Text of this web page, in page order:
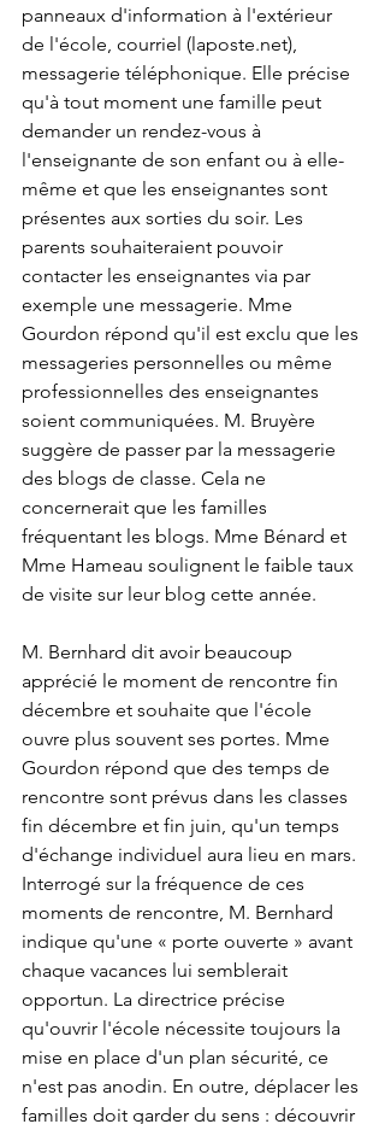
panneaux d'information à l'extérieur
de l'école, courriel (laposte.net),
messagerie téléphonique. Elle précise
qu'à tout moment une famille peut
demander un rendez-vous à
l'enseignante de son enfant ou à elle-
même et que les enseignantes sont
présentes aux sorties du soir. Les
parents souhaiteraient pouvoir
contacter les enseignantes via par
exemple une messagerie. Mme
Gourdon répond qu'il est exclu que les
messageries personnelles ou même
professionnelles des enseignantes
soient communiquées. M. Bruyère
suggère de passer par la messagerie
des blogs de classe. Cela ne
concernerait que les familles
fréquentant les blogs. Mme Bénard et
Mme Hameau soulignent le faible taux
de visite sur leur blog cette année.
M. Bernhard dit avoir beaucoup
apprécié le moment de rencontre fin
décembre et souhaite que l'école
ouvre plus souvent ses portes. Mme
Gourdon répond que des temps de
rencontre sont prévus dans les classes
fin décembre et fin juin, qu'un temps
d'échange individuel aura lieu en mars.
Interrogé sur la fréquence de ces
moments de rencontre, M. Bernhard
indique qu'une « porte ouverte » avant
chaque vacances lui semblerait
opportun. La directrice précise
qu'ouvrir l'école nécessite toujours la
mise en place d'un plan sécurité, ce
n'est pas anodin. En outre, déplacer les
familles doit garder du sens : découvrir